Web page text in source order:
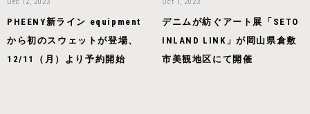
PHEENY新ライン equipment
から初のスウェットが登場、
12/11（月）より予約開始
デニムが紡ぐアート展「SETO
INLAND LINK」が岡山県倉敷
市美観地区にて開催